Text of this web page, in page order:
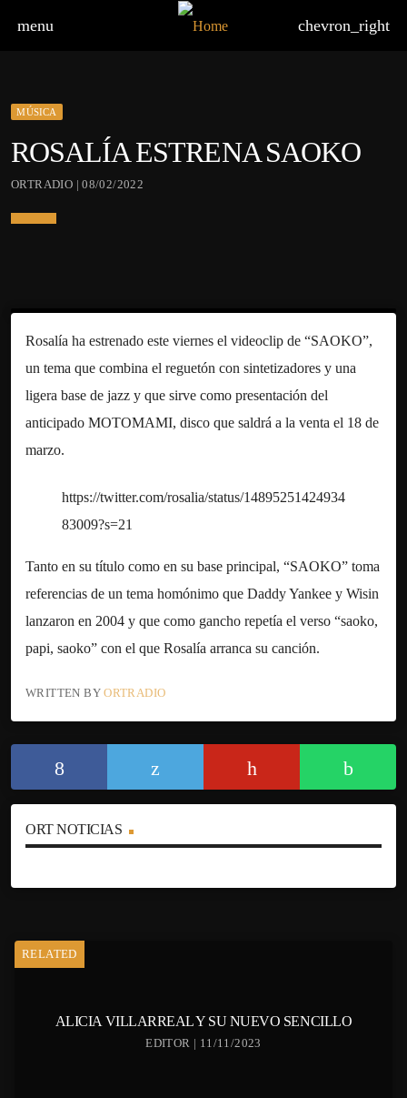
menu chevron_right
MÚSICA
ROSALÍA ESTRENA SAOKO
ORTRADIO | 08/02/2022
Rosalía ha estrenado este viernes el videoclip de “SAOKO”,
un tema que combina el reguetón con sintetizadores y una
ligera base de jazz y que sirve como presentación del
anticipado MOTOMAMI, disco que saldrá a la venta el 18 de
marzo.
https://twitter.com/rosalia/status/14895251424934
83009?s=21
Tanto en su título como en su base principal, “SAOKO” toma
referencias de un tema homónimo que Daddy Yankee y Wisin
lanzaron en 2004 y que como gancho repetía el verso “saoko,
papi, saoko” con el que Rosalía arranca su canción.
WRITTEN BYORTRADIO
ORT NOTICIAS
RELATED
ALICIA VILLARREAL Y SU NUEVO SENCILLO
EDITOR | 11/11/2023